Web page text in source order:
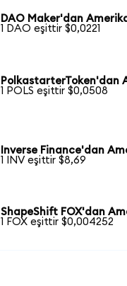
DAO Maker'dan
1 DAO eşittir $0,0221
PolkastarterToken'dan
1 POLS eşittir $0,0508
Inverse Finance'dan
1 INV eşittir $8,69
ShapeShift FOX'dan
1 FOX eşittir $0,004252